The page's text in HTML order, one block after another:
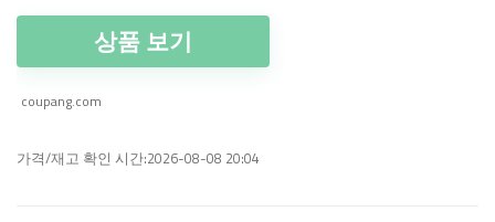
상품 보기
coupang.com
가격/재고 확인 시간:2026-08-08 20:04